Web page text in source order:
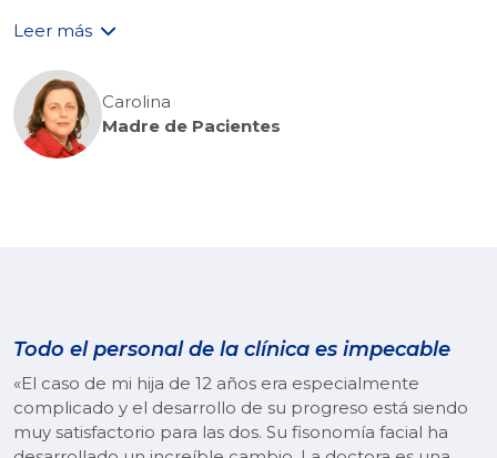
Leer más
Carolina
Madre de Pacientes
Todo el personal de la clínica es impecable
«El caso de mi hija de 12 años era especialmente
complicado y el desarrollo de su progreso está siendo
muy satisfactorio para las dos. Su fisonomía facial ha